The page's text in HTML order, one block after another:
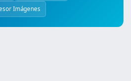
Imágenes